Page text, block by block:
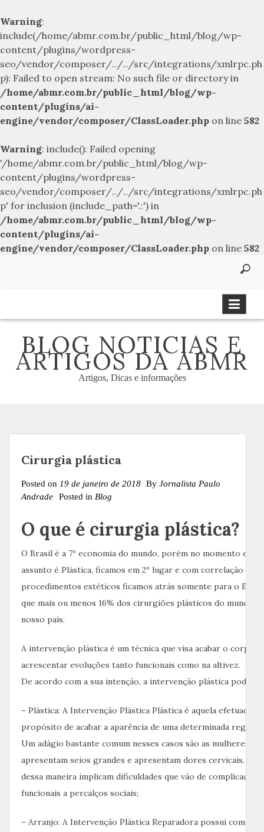
Warning:
include(/home/abmr.com.br/public_html/blog/wp-
content/plugins/wordpress-
seo/vendor/composer/../../src/integrations/xmlrpc.ph
p): Failed to open stream: No such file or directory in
/home/abmr.com.br/public_html/blog/wp-
content/plugins/ai-
engine/vendor/composer/ClassLoader.php on line 582
Warning: include(): Failed opening
'/home/abmr.com.br/public_html/blog/wp-
content/plugins/wordpress-
seo/vendor/composer/../../src/integrations/xmlrpc.ph
p' for inclusion (include_path='.:') in
/home/abmr.com.br/public_html/blog/wp-
content/plugins/ai-
engine/vendor/composer/ClassLoader.php on line 582
BLOG NOTICIAS E
ARTIGOS DA ABMR
Artigos, Dicas e informações
Cirurgia plástica
Posted on 19 de janeiro de 2018 By Jornalista Paulo
Andrade
Posted in Blog
O que é cirurgia plástica?
O Brasil é a 7º economia do mundo, porém no momento em
assunto é Plástica, ficamos em 2º lugar e com correlação a
procedimentos estéticos ficamos atrás somente para o EUA,
que mais ou menos 16% dos cirurgiões plásticos do mundo
nosso país.
A intervenção plástica é um técnica que visa acabar o corpo e
acrescentar evoluções tanto funcionais como na altivez.
De acordo com a sua intenção, a intervenção plástica pode
– Plástica: A Intervenção Plástica Plástica é aquela efetuada
propósito de acabar a aparência de uma determinada região
Um adágio bastante comum nesses casos são as mulheres
apresentam seios grandes e apresentam dores cervicais.
dessa maneira implicam dificuldades que vão de complicações
funcionais a percalços sociais;
– Arranjo: A Intervenção Plástica Reparadora possui como